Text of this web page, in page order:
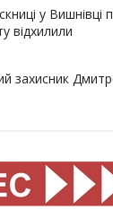
у Вишнівці
відхилили
захисник